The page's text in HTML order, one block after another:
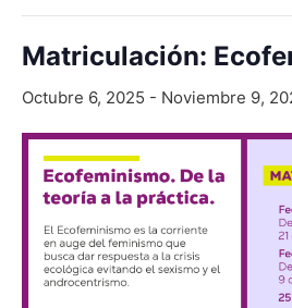
Matriculación:
Octubre 6, 2025 - Noviembre 9,